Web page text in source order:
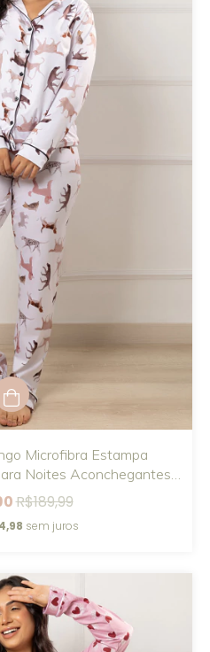
Microfibra Estampa
Noites Aconchegantes I
R$189,99
sem juros